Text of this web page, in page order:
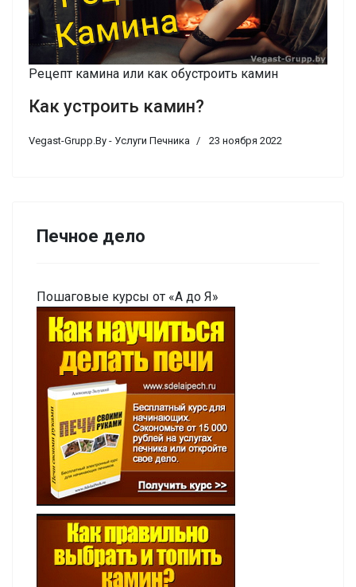
Рецепт камина или как обустроить камин
Как устроить камин?
Vegast-Grupp.By - Услуги Печника 23 ноября 2022
Печное дело
Пошаговые курсы от «А до Я»